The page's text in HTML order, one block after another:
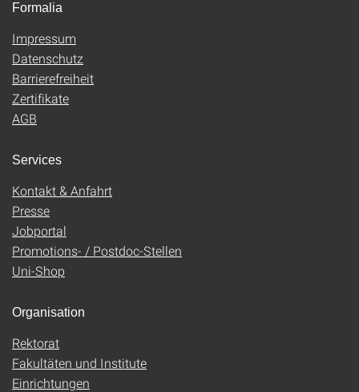
Formalia
Impressum
Datenschutz
Barrierefreiheit
Zertifikate
AGB
Services
Kontakt & Anfahrt
Presse
Jobportal
Promotions- / Postdoc-Stellen
Uni-Shop
Organisation
Rektorat
Fakultäten und Institute
Einrichtungen